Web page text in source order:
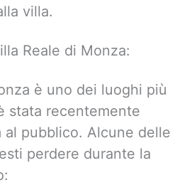
villa.
Reale di Monza:
è uno dei luoghi più
stata recentemente
al pubblico. Alcune delle
perdere durante la